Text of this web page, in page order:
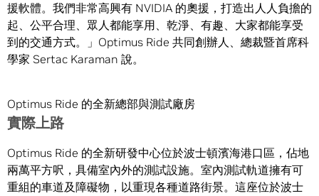
援軟體。我們非常高興有 NVIDIA 的奧援，打造出人人負擔的
起、公平合理、眾人都能享用、乾淨、有趣、大家都能享受
到的交通方式。」Optimus Ride 共同創辦人、總裁暨首席科
學家 Sertac Karaman 說。
Optimus Ride 的全新總部與測試廠房
實際上路
Optimus Ride 的全新研發中心位於波士頓濱海港口區，佔地
兩萬平方呎，具備室內外的測試設施。室內測試軌道擁有可
重組的車道及障礙物，以重現各種道路街景。這座位於波士